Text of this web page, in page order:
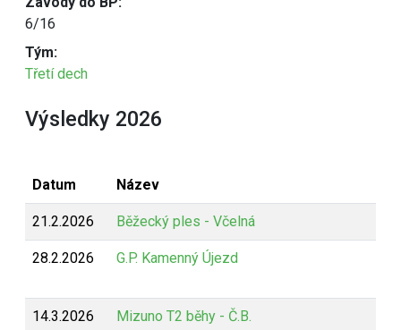
6/16
Tým:
Třetí dech
Výsledky 2026
Datum Název
21.2.2026 Běžecký ples - Včelná
28.2.2026 G.P. Kamenný Újezd
14.3.2026 Mizuno T2 běhy - Č.B.